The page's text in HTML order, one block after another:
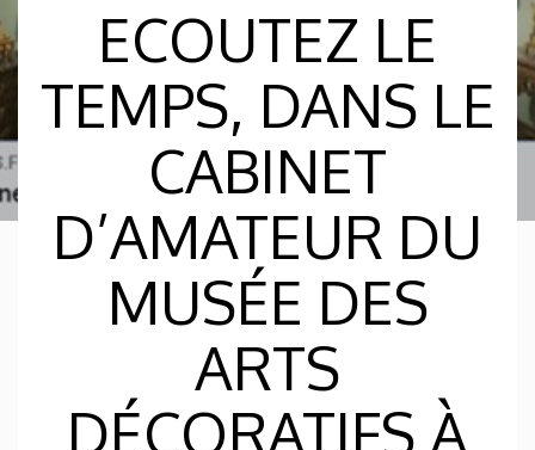
ECOUTEZ LE
TEMPS, DANS LE
CABINET
D’AMATEUR DU
MUSÉE DES
ARTS
DÉCORATIFS À